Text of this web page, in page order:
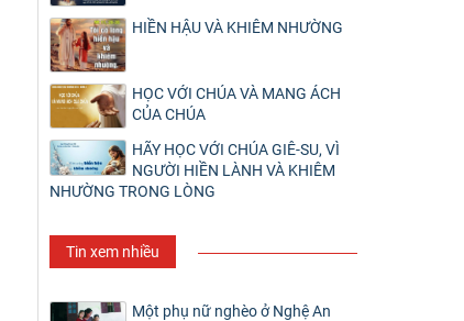
HIỀN HẬU VÀ KHIÊM NHƯỜNG
HỌC VỚI CHÚA VÀ MANG ÁCH
CỦA CHÚA
HÃY HỌC VỚI CHÚA GIÊ-SU, VÌ
NGƯỜI HIỀN LÀNH VÀ KHIÊM
NHƯỜNG TRONG LÒNG
Tin xem nhiều
Một phụ nữ nghèo ở Nghệ An